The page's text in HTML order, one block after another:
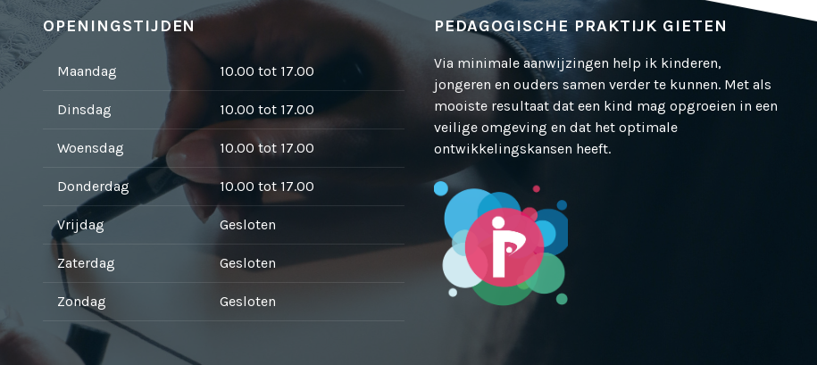
OPENINGSTIJDEN
Maandag 10.00 tot 17.00
Dinsdag 10.00 tot 17.00
Woensdag 10.00 tot 17.00
Donderdag 10.00 tot 17.00
Vrijdag Gesloten
Zaterdag Gesloten
Zondag Gesloten
PEDAGOGISCHE PRAKTIJK GIETEN
Via minimale aanwijzingen help ik kinderen,
jongeren en ouders samen verder te kunnen. Met als
mooiste resultaat dat een kind mag opgroeien in een
veilige omgeving en dat het optimale
ontwikkelingskansen heeft.